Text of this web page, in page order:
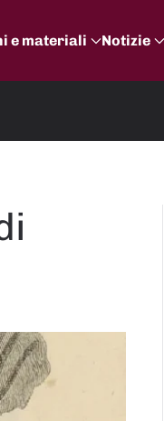
e materiali Notizie